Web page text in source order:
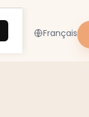
Français